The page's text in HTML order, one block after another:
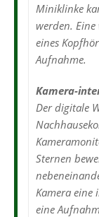
Miniklinke
werden.
eines
Aufnahme.
Kamera-
Der digitale
Sternen
Kamera eine
eine